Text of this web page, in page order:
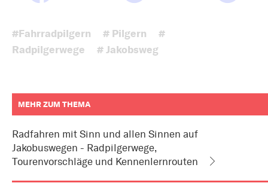
#Fahrradpilgern # Pilgern
#
Radpilgerwege
# Jakobsweg
MEHR ZUM THEMA
zum
Artikel
Downloads
Links
Radfahren mit Sinn und allen Sinnen auf
Jakobuswegen - Radpilgerwege,
Tourenvorschläge und Kennenlernrouten